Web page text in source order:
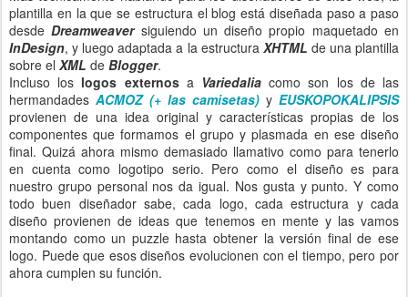
plantilla en la que se estructura el blog está diseñada paso a paso
desdeDreamweaver siguiendo un diseño propio maquetado en
InDesign, y luego adaptada a la estructura XHTML de una plantilla
sobre el XML de Blogger.
Incluso los logos externosa Variedaliacomo son los de las
hermandades ACMOZ (+ las camisetas) y EUSKOPOKALIPSIS
provienen de una idea original y características propias de los
componentes que formamos el grupo y plasmada en ese diseño
final. Quizá ahora mismo demasiado llamativo como para tenerlo
en cuenta como logotipo serio. Pero como el diseño es para
nuestro grupo personal nos da igual. Nos gusta y punto. Y como
todo buen diseñador sabe, cada logo, cada estructura y cada
diseño provienen de ideas que tenemos en mente y las vamos
montando como un puzzle hasta obtener la versión final de ese
logo. Puede que esos diseños evolucionen con el tiempo, pero por
ahora cumplen su función.